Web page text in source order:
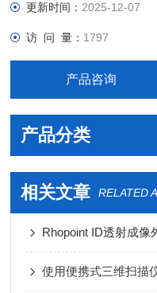
更新时间： 2025-12-07
访 问 量： 1797
产品咨询
产品分类
相关文章 RELATED
使用便携式三维扫描